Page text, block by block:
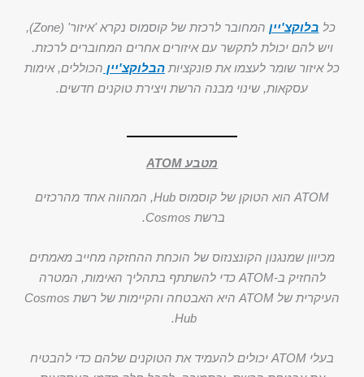
כל בלוקצ'יין
המחובר לרכזת של קוסמוס נקרא 'איזור' (Zone),
ויש להם יכולת לתקשר עם איזורים אחרים המחוברים לרכזת.
כל איזור שומר לעצמו את פונקציות הבלוקצ'יין הכוללים, אימות
עסקאות, שינוי מבנה הרשת ויצירת טוקנים חדשים.
מטבע ATOM
ATOM הוא הטוקן של קוסמוס Hub, המהווה אחד מהרכזים
ברשת Cosmos.
מכיוון שמנגנון הקונצנזוס של הוכחת ההחזקה מחייב מאמתים
להחזיק ב-ATOM כדי להשתתף בתהליך האימות, המטרה
העיקרית של ATOM היא האבטחה והקיימות של רשת Cosmos
Hub.
בעלי ATOM יכולים להעמיד את הטוקנים שלהם כדי להבטיח